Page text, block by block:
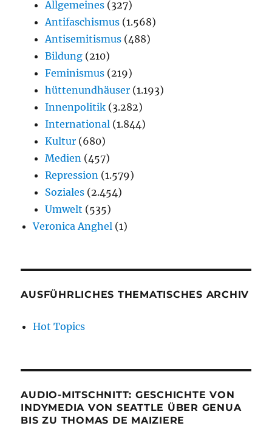
Allgemeines (327)
Antifaschismus (1.568)
Antisemitismus (488)
Bildung (210)
Feminismus (219)
hüttenundhäuser (1.193)
Innenpolitik (3.282)
International (1.844)
Kultur (680)
Medien (457)
Repression (1.579)
Soziales (2.454)
Umwelt (535)
Veronica Anghel (1)
AUSFÜHRLICHES THEMATISCHES ARCHIV
Hot Topics
AUDIO-MITSCHNITT: GESCHICHTE VON
INDYMEDIA VON SEATTLE ÜBER GENUA
BIS ZU THOMAS DE MAIZIERE